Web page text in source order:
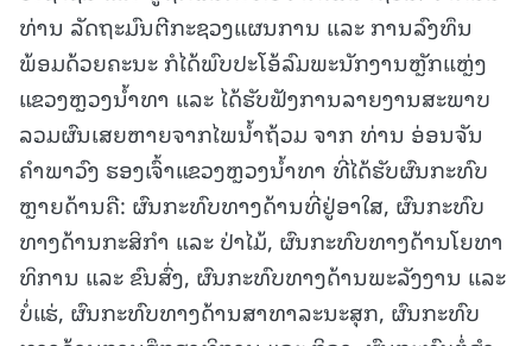
ທ່ານ ລັດຖະມົນຕີກະຊວງແຜນການ ແລະ ການລົງທຶນ
ພ້ອມດ້ວຍຄະນະ ກໍໄດ້ພົບປະໂອ້ລົມພະນັກງານຫຼັກແຫຼ່ງ
ແຂວງຫຼວງນໍ້າທາ ແລະ ໄດ້ຮັບຟັງການລາຍງານສະພາບ
ລວມຜົນເສຍຫາຍຈາກໄພນໍ້າຖ້ວມ ຈາກ ທ່ານ ອ່ອນຈັນ
ຄຳພາວົງ ຮອງເຈົ້າແຂວງຫຼວງນໍ້າທາ ທີ່ໄດ້ຮັບຜົນກະທົບ
ຫຼາຍດ້ານຄື: ຜົນກະທົບທາງດ້ານທີ່ຢູ່ອາໃສ, ຜົນກະທົບ
ທາງດ້ານກະສິກໍາ ແລະ ປ່າໄມ້, ຜົນກະທົບທາງດ້ານໂຍທາ
ທິການ ແລະ ຂົນສົ່ງ, ຜົນກະທົບທາງດ້ານພະລັງງານ ແລະ
ບໍ່ແຮ່, ຜົນກະທົບທາງດ້ານສາທາລະນະສຸກ, ຜົນກະທົບ